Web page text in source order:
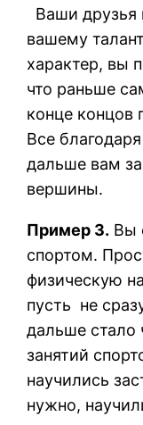
Ваши друзья
вашему
характер, вы
что раньше
конце концов
Все
дальше вам
вершины.
Пример 3. Вы
спортом.
физическую
пусть не
дальше стало
занятий
научились
нужно,